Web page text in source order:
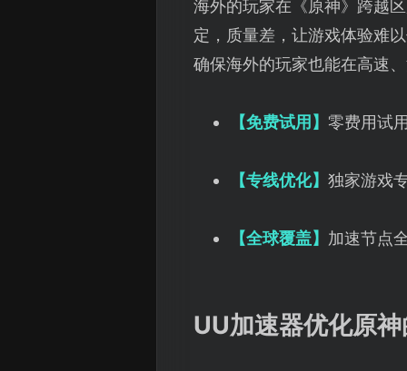
海外的玩家在《原神》跨越
定，质量差，让游戏体验难
确保海外的玩家也能在高速
【免费试用】 零费用试
【专线优化】 独家游戏
【全球覆盖】 加速节点
UU加速器优化原